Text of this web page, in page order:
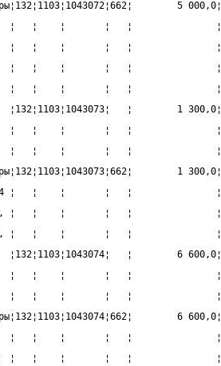
5 000,0¦
¦   ¦    ¦       ¦   ¦               ¦
¦   ¦    ¦       ¦   ¦               ¦
¦   ¦    ¦       ¦   ¦               ¦
¦   ¦    ¦       ¦   ¦               ¦
¦132¦1103¦1043073¦   ¦        1 300,0¦
¦   ¦    ¦       ¦   ¦               ¦
¦   ¦    ¦       ¦   ¦               ¦
1 300,0¦
N 4 ¦   ¦    ¦       ¦   ¦               ¦
II, ¦   ¦    ¦       ¦   ¦               ¦
¦   ¦    ¦       ¦   ¦               ¦
¦132¦1103¦1043074¦   ¦        6 600,0¦
¦   ¦    ¦       ¦   ¦               ¦
¦   ¦    ¦       ¦   ¦               ¦
6 600,0¦
¦   ¦    ¦       ¦   ¦               ¦
и  ¦   ¦    ¦       ¦   ¦               ¦